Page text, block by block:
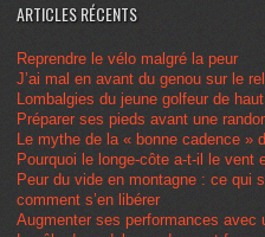
ARTICLES RÉCENTS
Reprendre le vélo malgré la peur
J’ai mal en avant du genou sur le
Lombalgies du jeune golfeur de
Préparer ses pieds avant une
Le mythe de la « bonne cadence »
Pourquoi le longe-côte a-t-il le vent
Peur du vide en montagne : ce
comment s’en libérer
Augmenter ses performances avec